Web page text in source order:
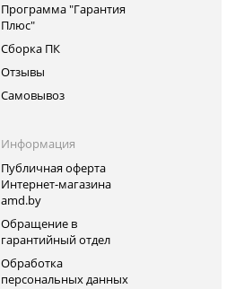
Программа "Гарантия
Плюс"
Сборка ПК
Отзывы
Самовывоз
Информация
Публичная оферта
Интернет-магазина
amd.by
Обращение в
гарантийный отдел
Обработка
персональных данных